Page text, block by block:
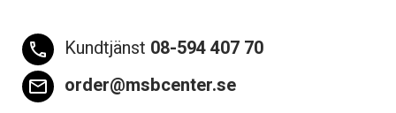
phone Kundtjänst 08-594 407 70
email order@msbcenter.se